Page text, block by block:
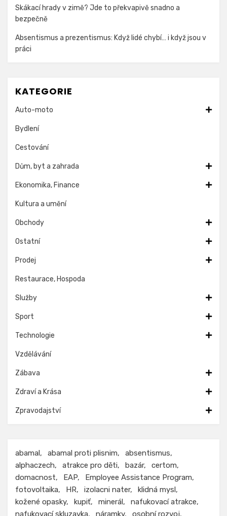
Skákací hrady v zimě? Jde to překvapivě snadno a
bezpečně
Absentismus a prezentismus: Když lidé chybí… i když jsou v
práci
KATEGORIE
Auto-moto
Bydlení
Cestování
Dům, byt a zahrada
Ekonomika, Finance
Kultura a umění
Obchody
Ostatní
Prodej
Restaurace, Hospoda
Služby
Sport
Technologie
Vzdělávání
Zábava
Zdraví a Krása
Zpravodajství
abamal abamal proti plisnim
absentismus
alphaczech
atrakce pro děti bazár
certom
domacnost
EAP
Employee Assistance Program
fotovoltaika
HR izolacni nater
klidná mysl
kožené opasky
kupiť minerál
nafukovací atrakce
nafukovací skluzavka
náramky osobní rozvoj